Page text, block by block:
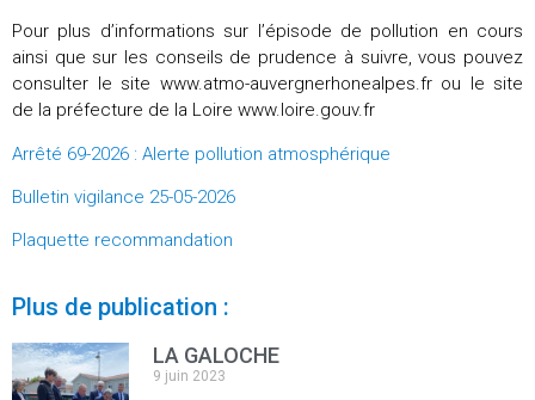
Pour plus d’informations sur l’épisode de pollution en cours
ainsi que sur les conseils de prudence à suivre, vous pouvez
consulter le site www.atmo-auvergnerhonealpes.fr ou le site
de la préfecture de la Loire www.loire.gouv.fr
Arrêté 69-2026 : Alerte pollution atmosphérique
Bulletin vigilance 25-05-2026
Plaquette recommandation
Plus de publication :
LA GALOCHE
9 juin 2023